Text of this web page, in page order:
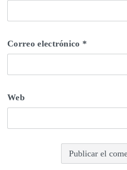
Correo electrónico *
Web